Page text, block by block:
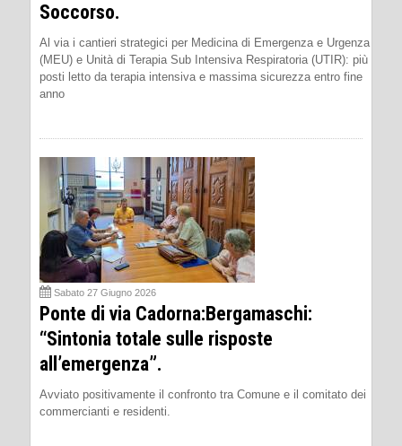
Soccorso.
Al via i cantieri strategici per Medicina di Emergenza e Urgenza
(MEU) e Unità di Terapia Sub Intensiva Respiratoria (UTIR): più
posti letto da terapia intensiva e massima sicurezza entro fine
anno
Sabato 27 Giugno 2026
Ponte di via Cadorna:Bergamaschi:
“Sintonia totale sulle risposte
all’emergenza”.
Avviato positivamente il confronto tra Comune e il comitato dei
commercianti e residenti.